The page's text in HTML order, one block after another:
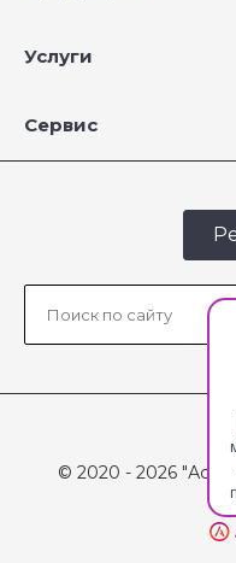
Услуги
Сервис
© 2020 - 2026